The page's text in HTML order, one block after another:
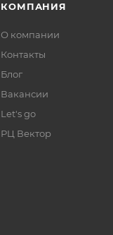
КОМПАНИЯ
О компании
Контакты
Блог
Вакансии
Let's go
РЦ Вектор